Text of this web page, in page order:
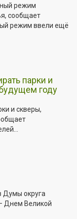
режим
сообщает
режим ввели ещё
парки и
году
и скверы,
Думы округа
Днем Великой